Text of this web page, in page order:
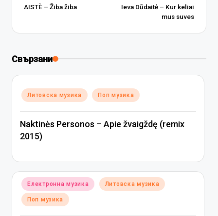
navigation
AISTÈ – Žiba žiba
Ieva Dūdaitė – Kur keliai
mus suves
Свързани
Posted
in
Литовска музика Поп музика
Naktinės Personos – Apie žvaigždę (remix
2015)
Posted
in
Електронна музика Литовска музика
Поп музика